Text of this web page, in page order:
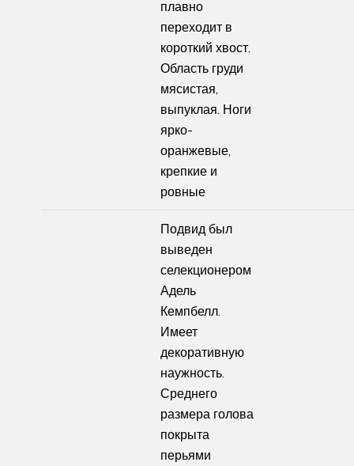
плавно
переходит в
короткий хвост.
Область груди
мясистая,
выпуклая. Ноги
ярко-
оранжевые,
крепкие и
ровные
Подвид был
выведен
селекционером
Адель
Кемпбелл.
Имеет
декоративную
наужность.
Среднего
размера голова
покрыта
перьями